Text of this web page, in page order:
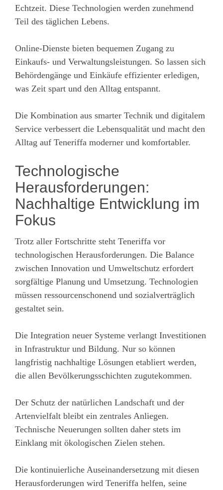
Echtzeit. Diese Technologien werden zunehmend
Teil des täglichen Lebens.
Online-Dienste bieten bequemen Zugang zu
Einkaufs- und Verwaltungsleistungen. So lassen sich
Behördengänge und Einkäufe effizienter erledigen,
was Zeit spart und den Alltag entspannt.
Die Kombination aus smarter Technik und digitalem
Service verbessert die Lebensqualität und macht den
Alltag auf Teneriffa moderner und komfortabler.
Technologische
Herausforderungen:
Nachhaltige Entwicklung im
Fokus
Trotz aller Fortschritte steht Teneriffa vor
technologischen Herausforderungen. Die Balance
zwischen Innovation und Umweltschutz erfordert
sorgfältige Planung und Umsetzung. Technologien
müssen ressourcenschonend und sozialverträglich
gestaltet sein.
Die Integration neuer Systeme verlangt Investitionen
in Infrastruktur und Bildung. Nur so können
langfristig nachhaltige Lösungen etabliert werden,
die allen Bevölkerungsschichten zugutekommen.
Der Schutz der natürlichen Landschaft und der
Artenvielfalt bleibt ein zentrales Anliegen.
Technische Neuerungen sollten daher stets im
Einklang mit ökologischen Zielen stehen.
Die kontinuierliche Auseinandersetzung mit diesen
Herausforderungen wird Teneriffa helfen, seine